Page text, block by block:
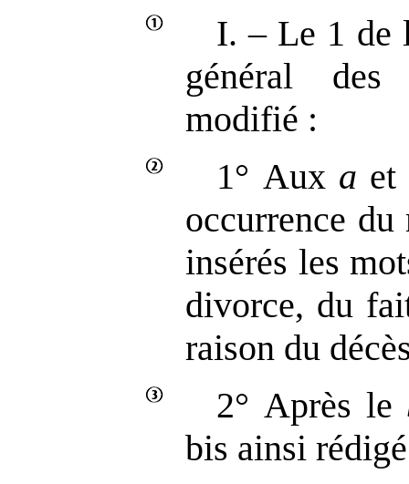
I. – Le 1 de
général
modifié :
1° Aux a et
occurrence
insérés les
divorce, du
raison du
2° Après le
bis ainsi